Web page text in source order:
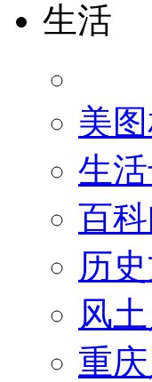
生活
美
生
百
历
风
重